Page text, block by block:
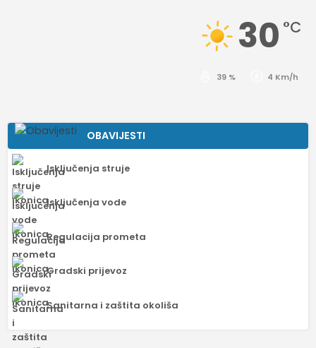
30 °C
39 % 4 Km/h
OBAVIJESTI
Isključenja struje
Isključenja vode
Regulacija prometa
Gradski prijevoz
Sanitarna i zaštita okoliša